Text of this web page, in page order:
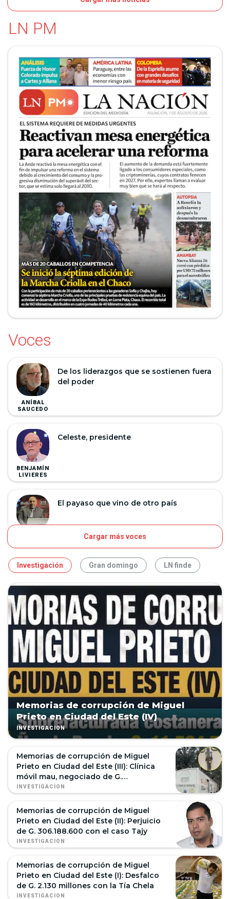
LN PM
Voces
De los liderazgos que se sostienen fuera
del poder
ANÍBAL
SAUCEDO
Celeste, presidente
BENJAMÍN
LIVIERES
El payaso que vino de otro país
Cargar más voces
Investigación Gran domingo LN finde
Memorias de corrupción de Miguel
Prieto en Ciudad del Este (IV)
INVESTIGACIÓN
Memorias de corrupción de Miguel
Prieto en Ciudad del Este (III): Clínica
móvil mau, negociado de G.
405.926.667
INVESTIGACIÓN
Memorias de corrupción de Miguel
Prieto en Ciudad del Este (II): Perjuicio
de G. 306.188.600 con el caso Tajy
INVESTIGACIÓN
Memorias de corrupción de Miguel
Prieto en Ciudad del Este (I): Desfalco
de G. 2.130 millones con la Tía Chela
INVESTIGACIÓN